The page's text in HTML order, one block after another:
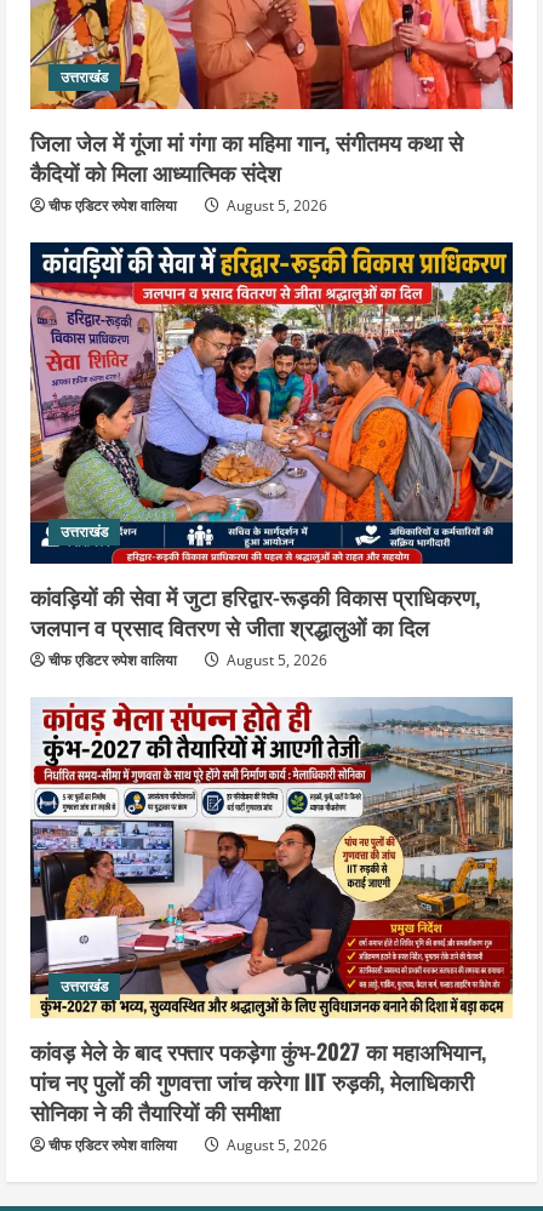
उत्तराखंड
जिला जेल में गूंजा मां गंगा का महिमा गान, संगीतमय कथा से
कैदियों को मिला आध्यात्मिक संदेश
चीफ एडिटर रुपेश वालिया August 5, 2026
उत्तराखंड
कांवड़ियों की सेवा में जुटा हरिद्वार-रूड़की विकास प्राधिकरण,
जलपान व प्रसाद वितरण से जीता श्रद्धालुओं का दिल
चीफ एडिटर रुपेश वालिया August 5, 2026
उत्तराखंड
कांवड़ मेले के बाद रफ्तार पकड़ेगा कुंभ-2027 का महाअभियान,
पांच नए पुलों की गुणवत्ता जांच करेगा IIT रुड़की, मेलाधिकारी
सोनिका ने की तैयारियों की समीक्षा
चीफ एडिटर रुपेश वालिया August 5, 2026